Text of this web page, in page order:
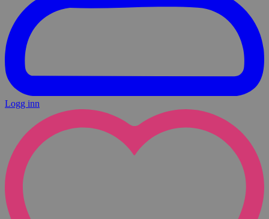
Logg inn